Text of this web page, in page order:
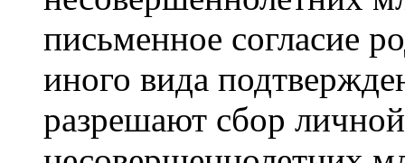
письменное согласие
иного вида
разрешают сбор